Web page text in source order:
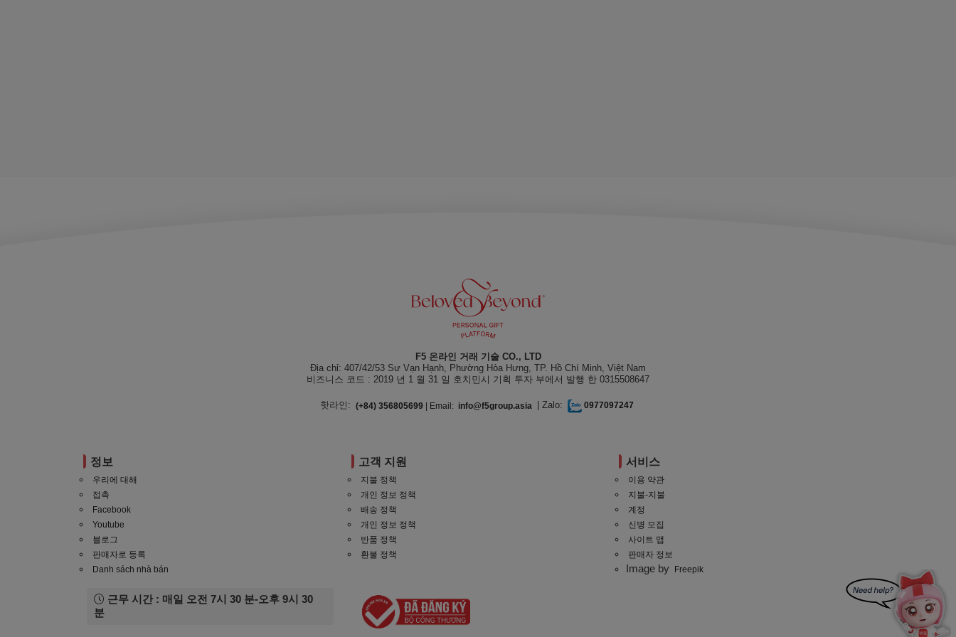
F5 온라인 거래 기술 CO., LTD
Địa chỉ: 407/42/53 Sư Vạn Hạnh, Phường Hòa Hưng, TP. Hồ Chí Minh, Việt Nam
비즈니스 코드 : 2019 년 1 월 31 일 호치민시 기획 투자 부에서 발행 한 0315508647
핫라인: (+84) 356805699 | Email: info@f5group.asia | Zalo: 0977097247
정보
우리에 대해
접촉
Facebook
Youtube
블로그
판매자로 등록
Danh sách nhà bán
고객 지원
지불 정책
개인 정보 정책
배송 정책
개인 정보 정책
반품 정책
환불 정책
서비스
이용 약관
지불-지불
계정
신병 모집
사이트 맵
판매자 정보
Image by Freepik
근무 시간 : 매일 오전 7시 30 분-오후 9시 30
분